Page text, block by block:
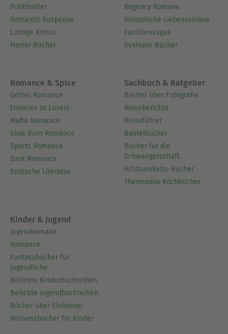
Politthriller
Romantic Suspense
Lustige Krimis
Horror Bücher
Regency Romane
Historische Liebesromane
Familiensagas
Dystopie Bücher
Romance & Spice
Gothic Romance
Enemies to Lovers
Mafia Romance
Slow Burn Romance
Sports Romance
Dark Romance
Erotische Literatur
Sachbuch & Ratgeber
Bücher über Fotografie
Reiseberichte
Reiseführer
Bastelbücher
Bücher für die
Schwangerschaft
Achtsamkeits-Bücher
Thermomix Kochbücher
Kinder & Jugend
Jugendromane
Romance
Fantasybücher für
Jugendliche
Beliebte Kinderbuchreihen
Beliebte Jugendbuchreihen
Bücher über Einhörner
Wissensbücher für Kinder